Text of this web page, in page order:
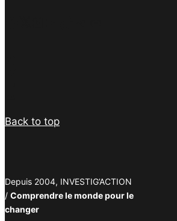
Back to top
Depuis 2004, INVESTIG’ACTION
/ Comprendre le monde pour le
changer